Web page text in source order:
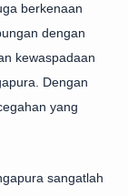
berkenaan
dengan
kewaspadaan
Dengan
yang
sangatlah